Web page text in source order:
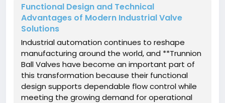
Functional Design and Technical
Advantages of Modern Industrial Valve
Solutions
Industrial automation continues to reshape
manufacturing around the world, and **Trunnion
Ball Valves have become an important part of
this transformation because their functional
design supports dependable flow control while
meeting the growing demand for operational